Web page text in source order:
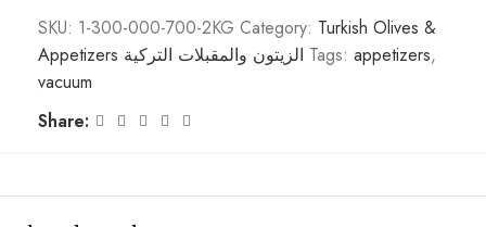
SKU: 1-300-000-700-2KG Category: Turkish Olives &
Appetizers الزيتون والمقبلات التركية Tags: appetizers,
vacuum
Share: